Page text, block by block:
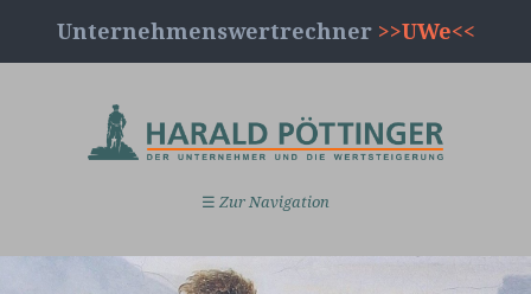
Unternehmenswertrechner >>UWe<<
☰ Zur Navigation